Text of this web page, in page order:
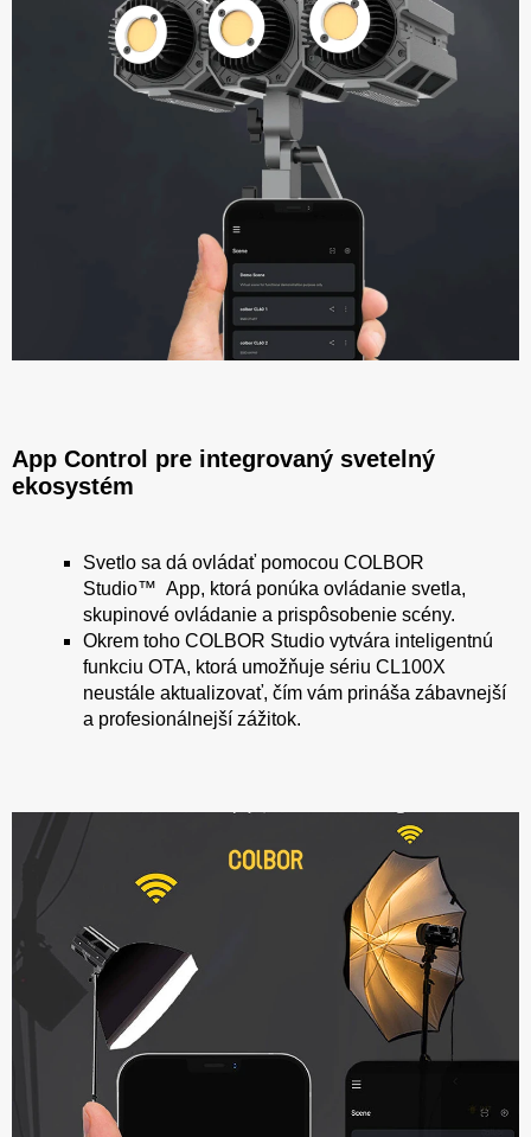
App Control pre integrovaný svetelný
ekosystém
Svetlo sa dá ovládať pomocou COLBOR
Studio™ App, ktorá ponúka ovládanie svetla,
skupinové ovládanie a prispôsobenie scény.
Okrem toho COLBOR Studio vytvára inteligentnú
funkciu OTA, ktorá umožňuje sériu CL100X
neustále aktualizovať, čím vám prináša zábavnejší
a profesionálnejší zážitok.